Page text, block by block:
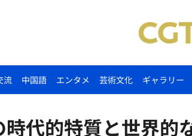
流 中国語 エンタメ 芸術文化 ギャラリー
時代的特質と世界的